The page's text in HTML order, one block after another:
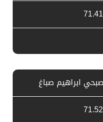
ابراهيم صباغ